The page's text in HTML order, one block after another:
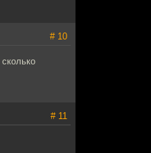
# 10
# 11